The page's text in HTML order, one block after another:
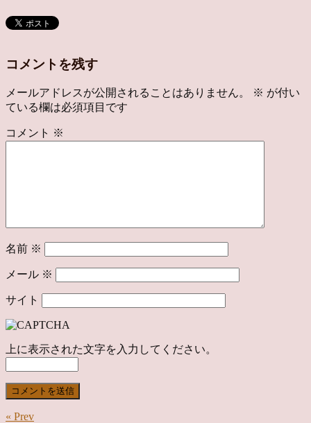
コメントを残す
メールアドレスが公開されることはありません。 ※ が付い
ている欄は必須項目です
コメント ※
名前 ※
メール ※
サイト
上に表示された文字を入力してください。
« Prev